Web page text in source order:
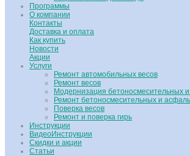
Программы
О компании
Контакты
Доставка и оплата
Как купить
Новости
Акции
Услуги
Ремонт автомобильных весов
Ремонт весов
Модернизация бетоносмесительных
Ремонт бетоносмесительных и
Поверка весов
Ремонт и поверка гирь
Инструкции
ВидеоИнструкции
Скидки и акции
Статьи